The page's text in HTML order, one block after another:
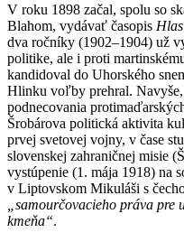
V roku 1898 začal, spolu so
Blahom, vydávať časopis Hlas
dva ročníky (1902–1904) už
politike, ale i proti
kandidoval do Uhorského
Hlinku voľby prehral.
podnecovania
Šrobárova politická aktivita
prvej svetovej vojny, v čase
slovenskej zahraničnej misie
vystúpenie (1. mája 1918) na
v Liptovskom Mikuláši s
„samourčovacieho práva pre
kmeňa“.